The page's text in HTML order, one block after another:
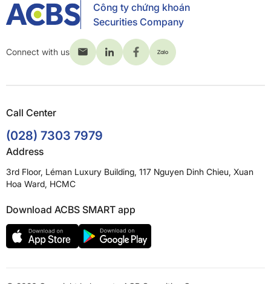
Công ty chứng khoán
Securities Company
Connect with us
Call Center
(028) 7303 7979
Address
3rd Floor, Léman Luxury Building, 117 Nguyen Dinh Chieu, Xuan
Hoa Ward, HCMC
Download ACBS SMART app